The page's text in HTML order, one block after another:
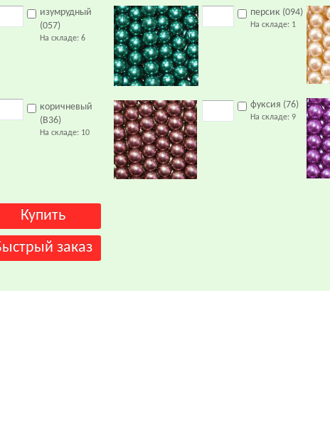
изумрудный
(057)
На складе:6
коричневый
(В36)
На складе: 10
персик (094)
На складе: 1
фуксия (76)
На складе:9